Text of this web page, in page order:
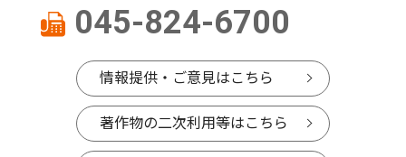
045-824-6700
情報提供・ご意見はこちら
著作物の二次利用等はこちら